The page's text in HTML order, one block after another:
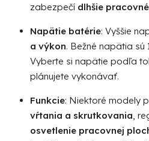
zabezpečí dlhšie
Napätie batérie: Vyššie
a výkon. Bežné napätia sú
Vyberte si napätie podľa
plánujete vykonávať.
Funkcie: Niektoré modely
vŕtania a skrutkovania ,
osvetlenie pracovnej